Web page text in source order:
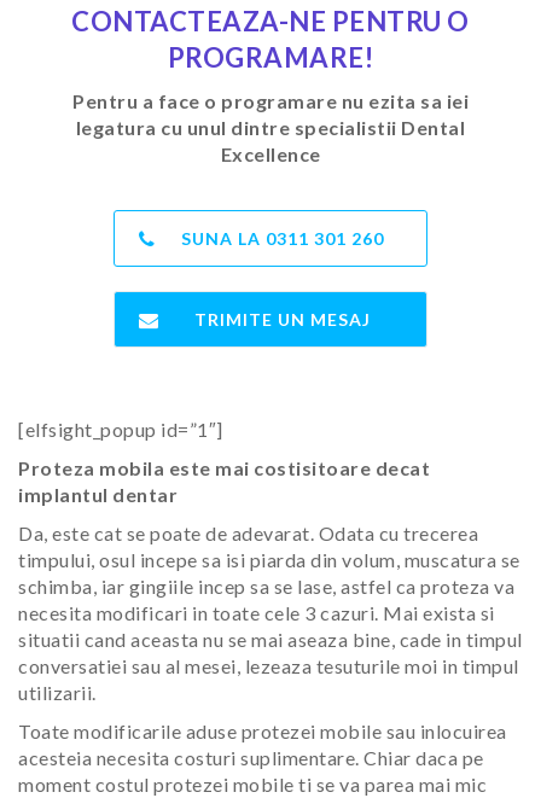
CONTACTEAZA-NE PENTRU O
PROGRAMARE!
Pentru a face o programare nu ezita sa iei
legatura cu unul dintre specialistii Dental
Excellence
SUNA LA 0311 301 260
TRIMITE UN MESAJ
[elfsight_popup id=”1″]
Proteza mobila este mai costisitoare decat
implantul dentar
Da, este cat se poate de adevarat. Odata cu trecerea
timpului, osul incepe sa isi piarda din volum, muscatura se
schimba, iar gingiile incep sa se lase, astfel ca proteza va
necesita modificari in toate cele 3 cazuri. Mai exista si
situatii cand aceasta nu se mai aseaza bine, cade in timpul
conversatiei sau al mesei, lezeaza tesuturile moi in timpul
utilizarii.
Toate modificarile aduse protezei mobile sau inlocuirea
acesteia necesita costuri suplimentare. Chiar daca pe
moment costul protezei mobile ti se va parea mai mic